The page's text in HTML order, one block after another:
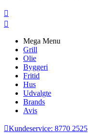


Mega Menu
Grill
Olie
Byggeri
Fritid
Hus
Udvalgte
Brands
Avis
Kundeservice: 8770 2525